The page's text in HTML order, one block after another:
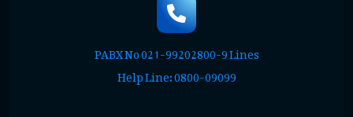
PABX No 021-99202800-9 Lines
Help Line: 0800-09099